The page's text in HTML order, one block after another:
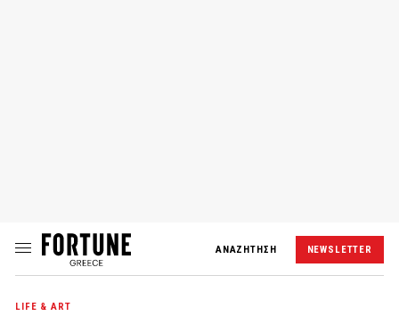
ΑΝΑΖΗΤΗΣΗ NEWSLETTER
LIFE & ART